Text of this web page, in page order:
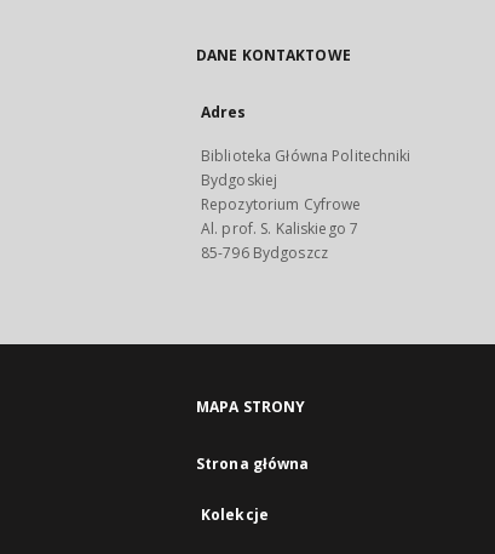
DANE KONTAKTOWE
Adres
Biblioteka Główna Politechniki
Bydgoskiej
Repozytorium Cyfrowe
Al. prof. S. Kaliskiego 7
85-796 Bydgoszcz
MAPA STRONY
Strona główna
Kolekcje